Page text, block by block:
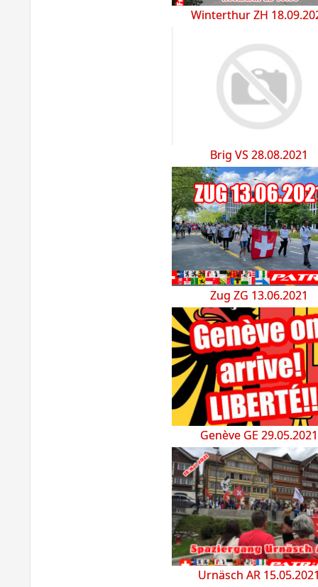
Winterthur ZH
Brig VS 28.08.2021
Zug ZG 13.06.2021
Genève GE 29.05.2021
Urnäsch AR